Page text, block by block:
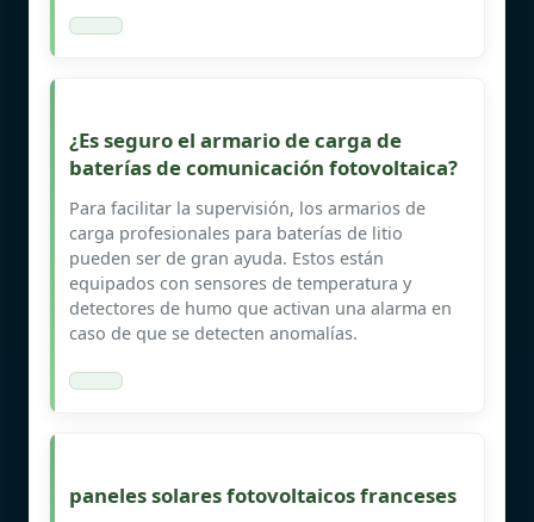
¿Es seguro el armario de carga de
baterías de comunicación fotovoltaica?
Para facilitar la supervisión, los armarios de
carga profesionales para baterías de litio
pueden ser de gran ayuda. Estos están
equipados con sensores de temperatura y
detectores de humo que activan una alarma en
caso de que se detecten anomalías.
paneles solares fotovoltaicos franceses